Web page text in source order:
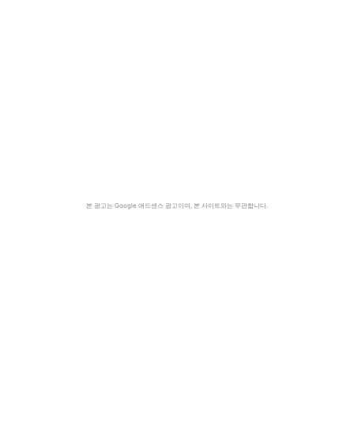
본 광고는 Google 애드센스 광고이며, 본 사이트와는 무관합니다.